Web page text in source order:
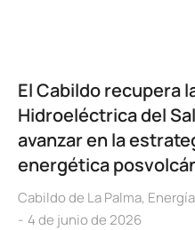
El Cabildo recupera
Hidroeléctrica del
avanzar en la
energética
Cabildo de La Palma,
4 de junio de 2026